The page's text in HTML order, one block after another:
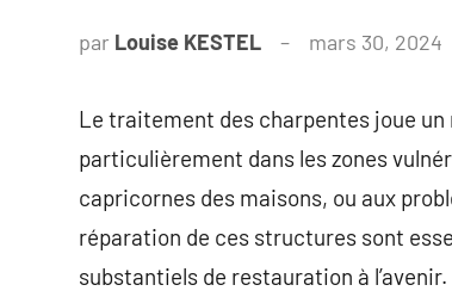
par Louise KESTEL mars 30, 2024
Le traitement des charpentes joue
particulièrement dans les zones
capricornes des maisons, ou aux
réparation de ces structures sont
substantiels de restauration à l’avenir.